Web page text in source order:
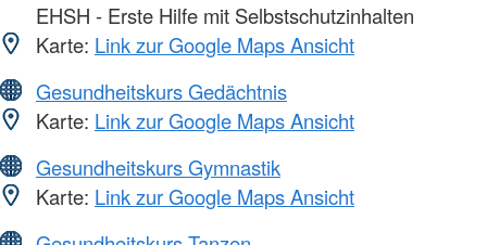
EHSH - Erste Hilfe mit Selbstschutzinhalten
Karte: Link zur Google Maps Ansicht
Gesundheitskurs Gedächtnis
Karte: Link zur Google Maps Ansicht
Gesundheitskurs Gymnastik
Karte: Link zur Google Maps Ansicht